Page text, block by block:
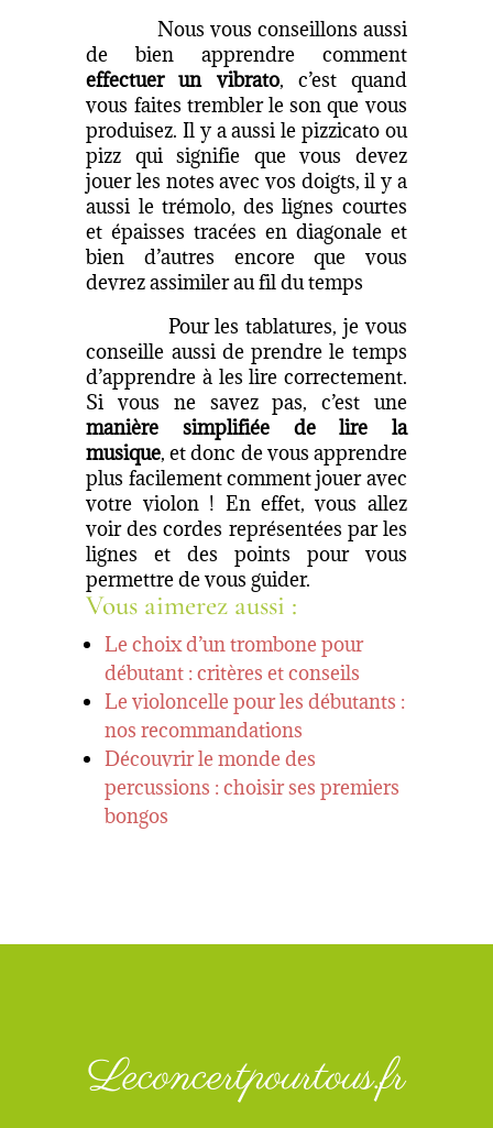
Nous vous conseillons aussi
de bien apprendre comment
effectuer un vibrato, c’est quand
vous faites trembler le son que vous
produisez. Il y a aussi le pizzicato ou
pizz qui signifie que vous devez
jouer les notes avec vos doigts, il y a
aussi le trémolo, des lignes courtes
et épaisses tracées en diagonale et
bien d’autres encore que vous
devrez assimiler au fil du temps
Pour les tablatures, je vous
conseille aussi de prendre le temps
d’apprendre à les lire correctement.
Si vous ne savez pas, c’est une
manière simplifiée de lire la
musique, et donc de vous apprendre
plus facilement comment jouer avec
votre violon ! En effet, vous allez
voir des cordes représentées par les
lignes et des points pour vous
permettre de vous guider.
Vous aimerez aussi :
Le choix d’un trombone pour
débutant : critères et conseils
Le violoncelle pour les débutants :
nos recommandations
Découvrir le monde des
percussions : choisir ses premiers
bongos
Leconcertpourtous.fr